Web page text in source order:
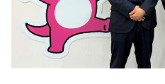
教えて！ニュースライブ
ＬＩＦＥ～夢のカタチ～